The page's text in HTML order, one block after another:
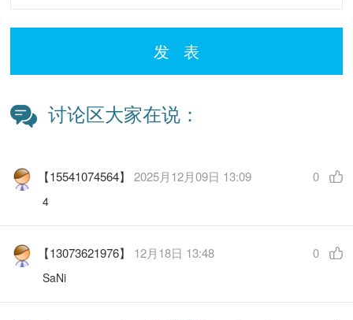
发 表
讨论区大家在说：
【15541074564】2025月12月09日 13:09 0
4
【13073621976】 12月18日 13:48 0
SaNi